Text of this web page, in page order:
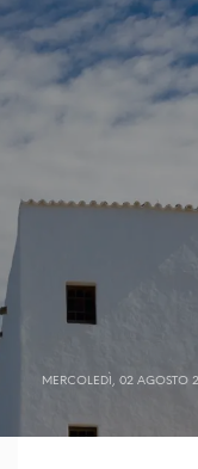
MERCOLEDÌ, 02 AGOSTO